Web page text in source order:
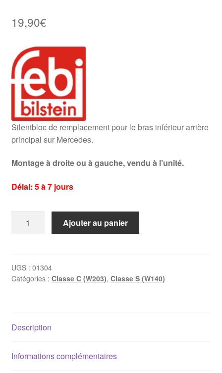
19,90€
Silentbloc de remplacement pour le bras inférieur arrière
principal sur Mercedes.
Montage à droite ou à gauche, vendu à l’unité.
Délai: 5 à 7 jours
bras
de
Mercedes
(Ø51.5mm)
Ajouter au panier
UGS : 01304
Catégories : Classe C (W203), Classe S (W140)
Description
Informations complémentaires